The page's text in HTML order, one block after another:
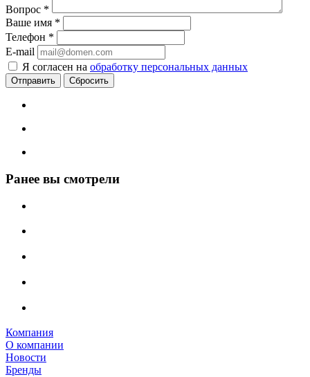
Вопрос *
Ваше имя *
Телефон *
E-mail
Я согласен на обработку персональных данных
Сбросить
Ранее вы смотрели
Компания
О компании
Новости
Бренды